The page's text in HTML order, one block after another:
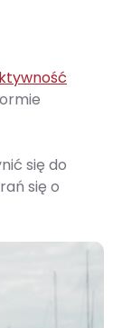
się do
się o